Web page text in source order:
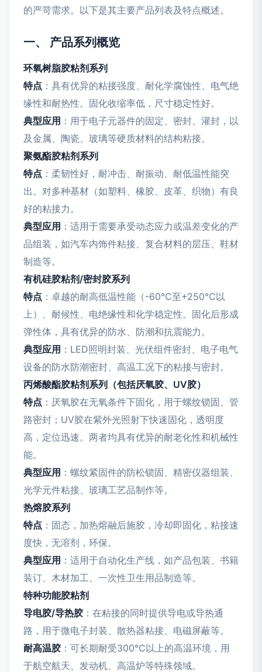
的严苛需求。以下是其主要产品列表及特点概述。
一、 产品系列概览
环氧树脂胶粘剂系列
特点 ：具有优异的粘接强度、耐化学腐蚀性、电气绝
缘性和耐热性。固化收缩率低，尺寸稳定性好。
典型应用 ：用于电子元器件的固定、密封、灌封，以
及金属、陶瓷、玻璃等硬质材料的结构粘接。
聚氨酯胶粘剂系列
特点 ：柔韧性好，耐冲击、耐振动、耐低温性能突
出。对多种基材（如塑料、橡胶、皮革、织物）有良
好的粘接力。
典型应用 ：适用于需要承受动态应力或温差变化的产
品组装，如汽车内饰件粘接、复合材料的层压、鞋材
制造等。
有机硅胶粘剂/密封胶系列
特点 ：卓越的耐高低温性能（-60℃至+250℃以
上）、耐候性、电绝缘性和化学稳定性。固化后形成
弹性体，具有优异的防水、防潮和抗震能力。
典型应用 ：LED照明封装、光伏组件密封、电子电气
设备的防水防潮密封、高温工况下的粘接与密封。
丙烯酸酯胶粘剂系列（包括厌氧胶、UV胶）
特点 ：厌氧胶在无氧条件下固化，用于螺纹锁固、管
路密封；UV胶在紫外光照射下快速固化，透明度
高，定位迅速。两者均具有优异的耐老化性和机械性
能。
典型应用 ：螺纹紧固件的防松锁固、精密仪器组装、
光学元件粘接、玻璃工艺品制作等。
热熔胶系列
特点 ：固态，加热熔融后施胶，冷却即固化，粘接速
度快，无溶剂，环保。
典型应用 ：适用于自动化生产线，如产品包装、书籍
装订、木材加工、一次性卫生用品制造等。
特种功能胶粘剂
导电胶/导热胶 ：在粘接的同时提供导电或导热通
路，用于微电子封装、散热器粘接、电磁屏蔽等。
耐高温胶 ：可长期耐受300℃以上的高温环境，用
于航空航天、发动机、高温炉等特殊领域。